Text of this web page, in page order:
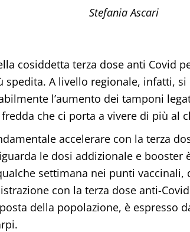
Stefania Ascari
cosiddetta terza dose anti Covid
spedita. A livello regionale, infatti,
l’aumento dei tamponi
che ci porta a vivere di più al
accelerare con la terza
le dosi addizionale e booster
settimana nei punti
con la terza dose anti-
della popolazione, è espresso